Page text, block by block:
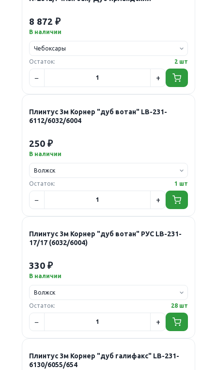
8 872 ₽
В наличии
Остаток: 2 шт
Плинтус 3м Корнер "дуб вотан" LB-231-
6112/6032/6004
250 ₽
В наличии
Остаток: 1 шт
Плинтус 3м Корнер "дуб вотан" РУС LB-231-
17/17 (6032/6004)
330 ₽
В наличии
Остаток: 28 шт
Плинтус 3м Корнер "дуб галифакс" LB-231-
6130/6055/654